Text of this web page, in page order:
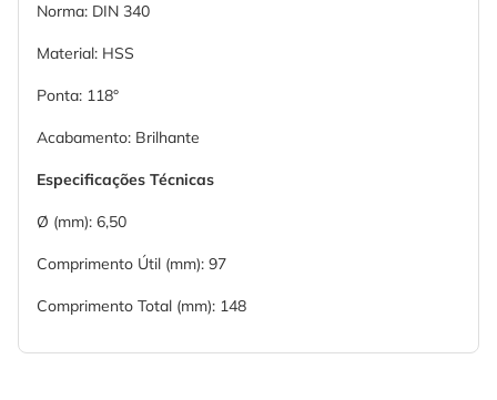
Norma: DIN 340
Material: HSS
Ponta: 118°
Acabamento: Brilhante
Especificações Técnicas
Ø (mm): 6,50
Comprimento Útil (mm): 97
Comprimento Total (mm): 148